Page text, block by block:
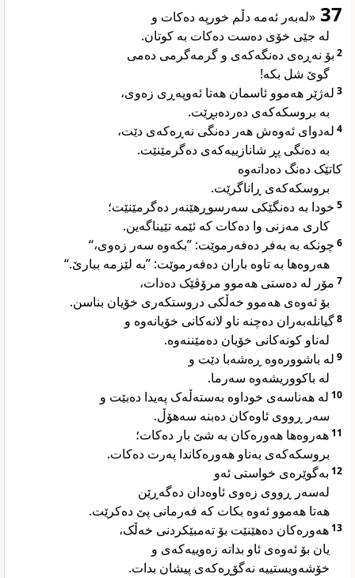
37 «لەبەر ئەمە دڵم خورپە دەکات و
لە جێی خۆی دەست دەکات بە کوتان.
2 بۆ نەڕەی دەنگەکەی و گرمەگرمی دەمی
گوێ شل بکە!
3 لەژێر هەموو ئاسمان هەتا ئەوپەڕی زەوی،
بە بروسکەکەی دەردەبڕێت.
4 لەدوای ئەوەش هەر دەنگی نەڕەکەی دێت،
بە دەنگی پڕ شانازییەکەی دەگرمێنێت.
کاتێک دەنگ دەداتەوە
بروسکەکەی ڕاناگرێت.
5 خودا بە دەنگێکی سەرسوڕهێنەر دەگرمێنێت؛
کاری مەزنی وا دەکات کە ئێمە تێیناگەین.
6 چونکە بە بەفر دەفەرموێت: ”بکەوە سەر زەوی،“
هەروەها بە تاوە باران دەفەرموێت: ”بە لێزمە ببارێ.“
7 مۆر لە دەستی هەموو مرۆڤێک دەدات،
بۆ ئەوەی هەموو خەڵکی دروستکەری خۆیان بناسن.
8گیانلەبەران دەچنە ناو لانەکانی خۆیانەوە و
لەناو کونەکانی خۆیان دەمێننەوە.
9 لە باشوورەوە ڕەشەبا دێت و
لە باکووریشەوە سەرما.
10 لە هەناسەی خوداوە بەستەڵەک پەیدا دەبێت و
سەر ڕووی ئاوەکان دەبنە سەهۆڵ.
11هەروەها هەورەکان بە شێ بار دەکات؛
بروسکەکەی بەناو هەورەکاندا پەرت دەکات.
12 بەگوێرەی خواستی ئەو
لەسەر ڕووی زەوی ئاوەدان دەگەڕێن
هەتا هەموو ئەوە بکات کە فەرمانی پێ دەکرێت.
13هەورەکان دەهێنێت بۆ تەمبێکردنی خەڵک،
یان بۆ ئەوەی ئاو بداتە زەوییەکەی و
خۆشەویستییە نەگۆڕەکەی پیشان بدات.